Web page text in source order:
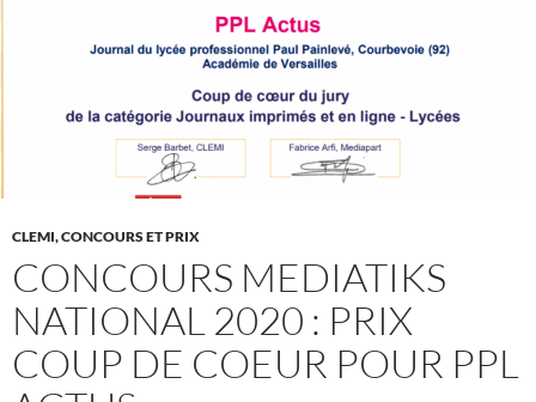
CLEMI, CONCOURS ET PRIX
CONCOURS MEDIATIKS
NATIONAL 2020 : PRIX
COUP DE COEUR POUR PPL